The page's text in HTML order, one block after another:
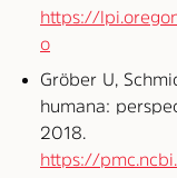
https://
o
Gröber U,
humana:
2018.
https://